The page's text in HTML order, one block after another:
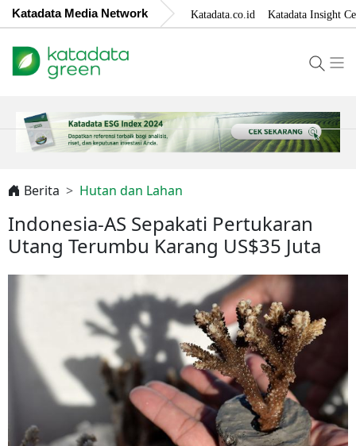
Katadata Media Network Katadata.co.id Katadata Insight
Berita Hutan dan Lahan
Indonesia-AS Sepakati Pertukaran
Utang Terumbu Karang US$35 Juta